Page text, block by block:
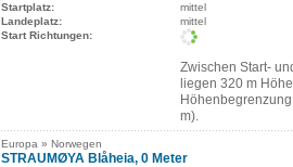
Startplatz:
mittel
Landeplatz:
mittel
Start Richtungen:
Zwischen Start-
liegen 320 m
m).
Europa » Norwegen
STRAUMØYA Blåheia, 0 Meter